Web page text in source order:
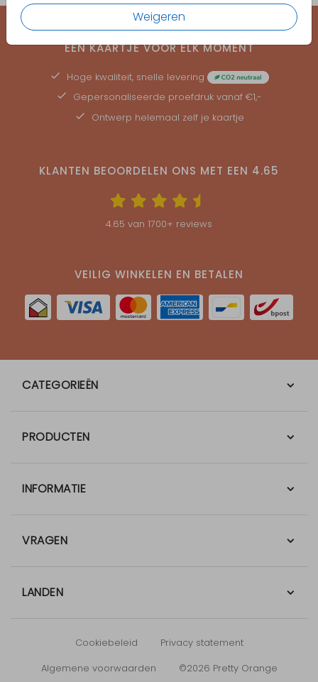
Weigeren
EEN KAARTJE VOOR ELK MOMENT
Hoge kwaliteit, snelle levering
Gepersonaliseerde proefdruk vanaf €1,-
Ontwerp helemaal zelf je kaartje
KLANTEN BEOORDELEN ONS MET EEN 4.65
4.65 van 1700+ reviews
VEILIG WINKELEN EN BETALEN
CATEGORIEËN
PRODUCTEN
INFORMATIE
VRAGEN
LANDEN
Cookiebeleid
Privacy statement
Algemene voorwaarden
©2026 Pretty Orange